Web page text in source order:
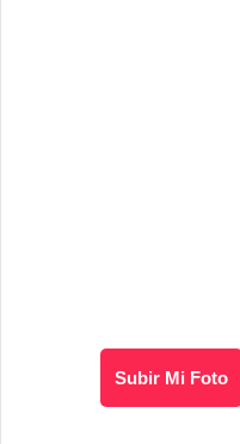
Subir Mi Foto